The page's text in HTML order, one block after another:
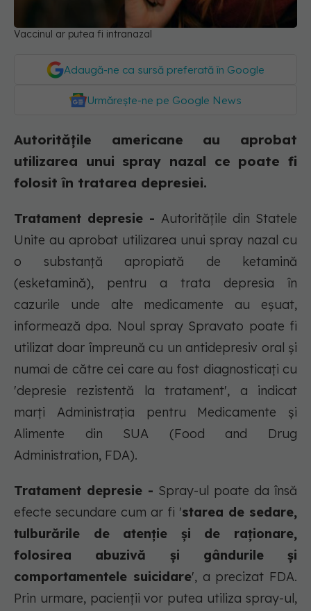
Vaccinul ar putea fi intranazal
Adaugă-ne ca sursă preferată în Google
Urmărește-ne pe Google News
Autorităţile americane au aprobat
utilizarea unui spray nazal ce poate fi
folosit în tratarea depresiei.
Tratament depresie - Autorităţile din Statele
Unite au aprobat utilizarea unui spray nazal cu
o substanţă apropiată de ketamină
(esketamină), pentru a trata depresia în
cazurile unde alte medicamente au eşuat,
informează dpa. Noul spray Spravato poate fi
utilizat doar împreună cu un antidepresiv oral şi
numai de către cei care au fost diagnosticaţi cu
'depresie rezistentă la tratament', a indicat
marţi Administraţia pentru Medicamente şi
Alimente din SUA (Food and Drug
Administration, FDA).
Tratament depresie - Spray-ul poate da însă
efecte secundare cum ar fi 'starea de sedare,
tulburările de atenţie şi de raţionare,
folosirea abuzivă şi gândurile şi
comportamentele suicidare', a precizat FDA.
Prin urmare, pacienţii vor putea utiliza spray-ul,